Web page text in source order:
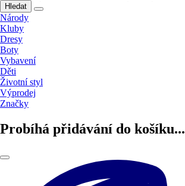
Hledat
Národy
Kluby
Dresy
Boty
Vybavení
Děti
Životní styl
Výprodej
Značky
Probíhá přidávání do košíku...